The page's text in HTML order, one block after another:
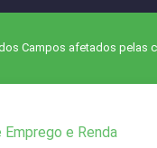
Campos afetados pelas
Emprego e Renda